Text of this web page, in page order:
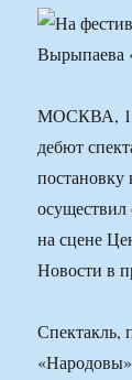
МОСКВА,
дебют
постановку
осуществил
на сцене
Новости в
Спектакль,